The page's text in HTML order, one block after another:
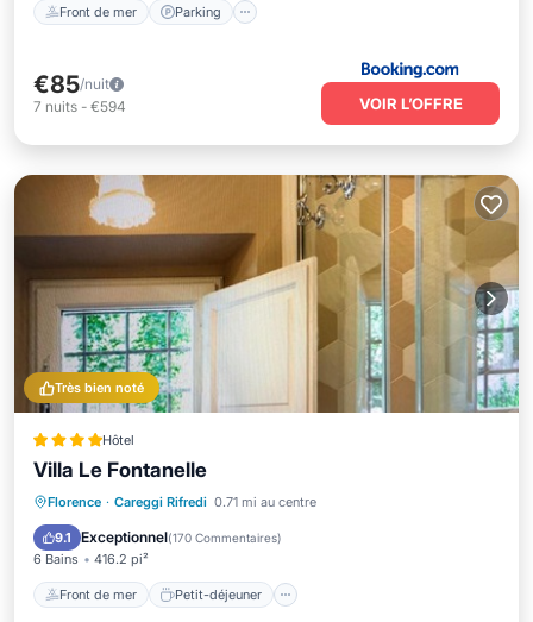
Front de mer Parking
€85/nuit
7 nuits - €594 VOIR L’OFFRE
Très bien noté
Hôtel
Villa Le Fontanelle
Florence · Careggi Rifredi 0.71 mi au centre
9.1 Exceptionnel(170 Commentaires)
6 Bains 416.2 pi²
Front de mer Petit-déjeuner
Front de mer Petit-déjeuner
Piscine